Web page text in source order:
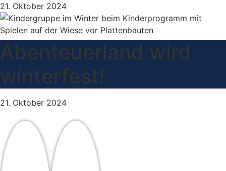
Zum
Inhalt
springen
21. Oktober 2024
Abenteuerland wird
winterfest!
21. Oktober 2024